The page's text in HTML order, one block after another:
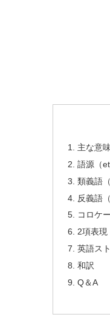
主な意
語源（
類義語
反義語
コロケ
2項表現
英語ス
和訳
Q＆A